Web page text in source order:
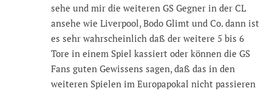
sehe und mir die weiteren GS Gegner in der CL
ansehe wie Liverpool, Bodo Glimt und Co. dann ist
es sehr wahrscheinlich daß der weitere 5 bis 6
Tore in einem Spiel kassiert oder können die GS
Fans guten Gewissens sagen, daß das in den
weiteren Spielen im Europapokal nicht passieren